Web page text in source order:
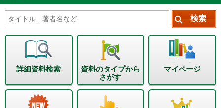
詳細資料検索
資料のタイプから
さがす
マイページ